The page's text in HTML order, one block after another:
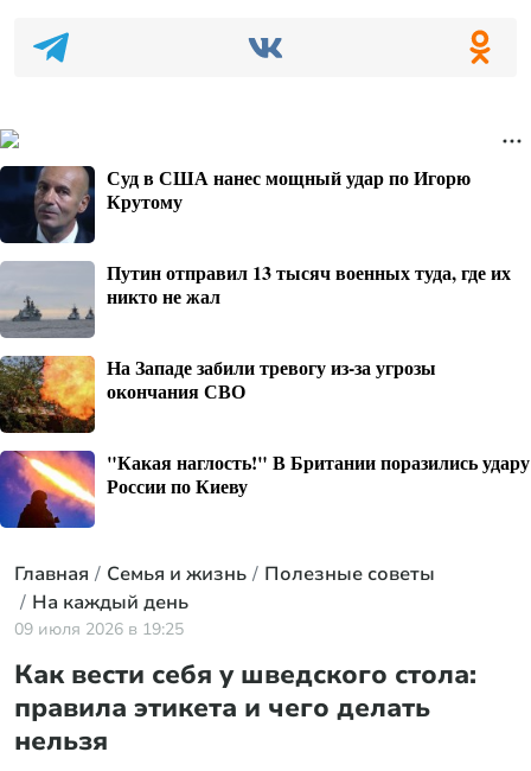
Суд в США нанес мощный удар по Игорю
Крутому
Путин отправил 13 тысяч военных туда, где их
никто не жал
На Западе забили тревогу из-за угрозы
окончания СВО
"Какая наглость!" В Британии поразились удару
России по Киеву
Главная Семья и жизнь
Полезные советы
На каждый день
09 июля 2026 в 19:25
Как вести себя у шведского стола:
правила этикета и чего делать
нельзя